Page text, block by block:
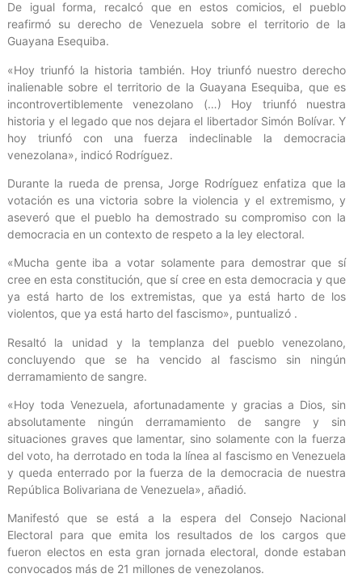
De igual forma, recalcó que en estos comicios, el pueblo
reafirmó su derecho de Venezuela sobre el territorio de la
Guayana Esequiba.
«Hoy triunfó la historia también. Hoy triunfó nuestro derecho
inalienable sobre el territorio de la Guayana Esequiba, que es
incontrovertiblemente venezolano (…) Hoy triunfó nuestra
historia y el legado que nos dejara el libertador Simón Bolívar. Y
hoy triunfó con una fuerza indeclinable la democracia
venezolana», indicó Rodríguez.
Durante la rueda de prensa, Jorge Rodríguez enfatiza que la
votación es una victoria sobre la violencia y el extremismo, y
aseveró que el pueblo ha demostrado su compromiso con la
democracia en un contexto de respeto a la ley electoral.
«Mucha gente iba a votar solamente para demostrar que sí
cree en esta constitución, que sí cree en esta democracia y que
ya está harto de los extremistas, que ya está harto de los
violentos, que ya está harto del fascismo», puntualizó .
Resaltó la unidad y la templanza del pueblo venezolano,
concluyendo que se ha vencido al fascismo sin ningún
derramamiento de sangre.
«Hoy toda Venezuela, afortunadamente y gracias a Dios, sin
absolutamente ningún derramamiento de sangre y sin
situaciones graves que lamentar, sino solamente con la fuerza
del voto, ha derrotado en toda la línea al fascismo en Venezuela
y queda enterrado por la fuerza de la democracia de nuestra
República Bolivariana de Venezuela», añadió.
Manifestó que se está a la espera del Consejo Nacional
Electoral para que emita los resultados de los cargos que
fueron electos en esta gran jornada electoral, donde estaban
convocados más de 21 millones de venezolanos.